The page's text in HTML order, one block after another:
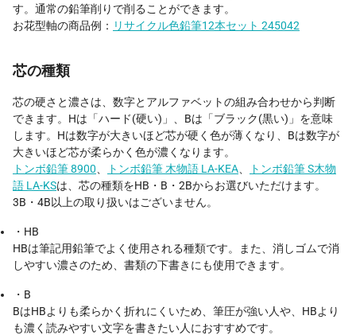
す。通常の鉛筆削りで削ることができます。
お花型軸の商品例： リサイクル色鉛筆12本セット 245042
芯の種類
芯の硬さと濃さは、数字とアルファベットの組み合わせから判断
できます。Hは「ハード(硬い)」、Bは「ブラック(黒い)」を意味
します。Hは数字が大きいほど芯が硬く色が薄くなり、Bは数字が
大きいほど芯が柔らかく色が濃くなります。
トンボ鉛筆 8900
トンボ鉛筆 木物語 LA-KEA
トンボ鉛筆 S木物
語 LA-KSは、芯の種類をHB・B・2Bからお選びいただけます。
3B・4B以上の取り扱いはございません。
・HB
HBは筆記用鉛筆でよく使用される種類です。また、消しゴムで消
しやすい濃さのため、書類の下書きにも使用できます。
・B
BはHBよりも柔らかく折れにくいため、筆圧が強い人や、HBより
も濃く読みやすい文字を書きたい人におすすめです。